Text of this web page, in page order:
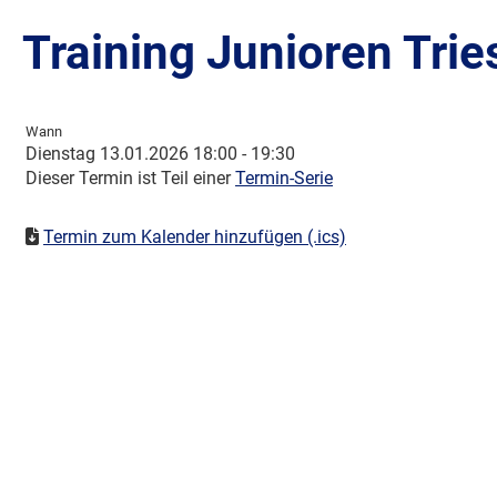
Training Junioren
Wann
Dienstag 13.01.2026 18:00 - 19:30
Dieser Termin ist Teil einerTermin-Serie
Termin zum Kalender hinzufügen (.ics)